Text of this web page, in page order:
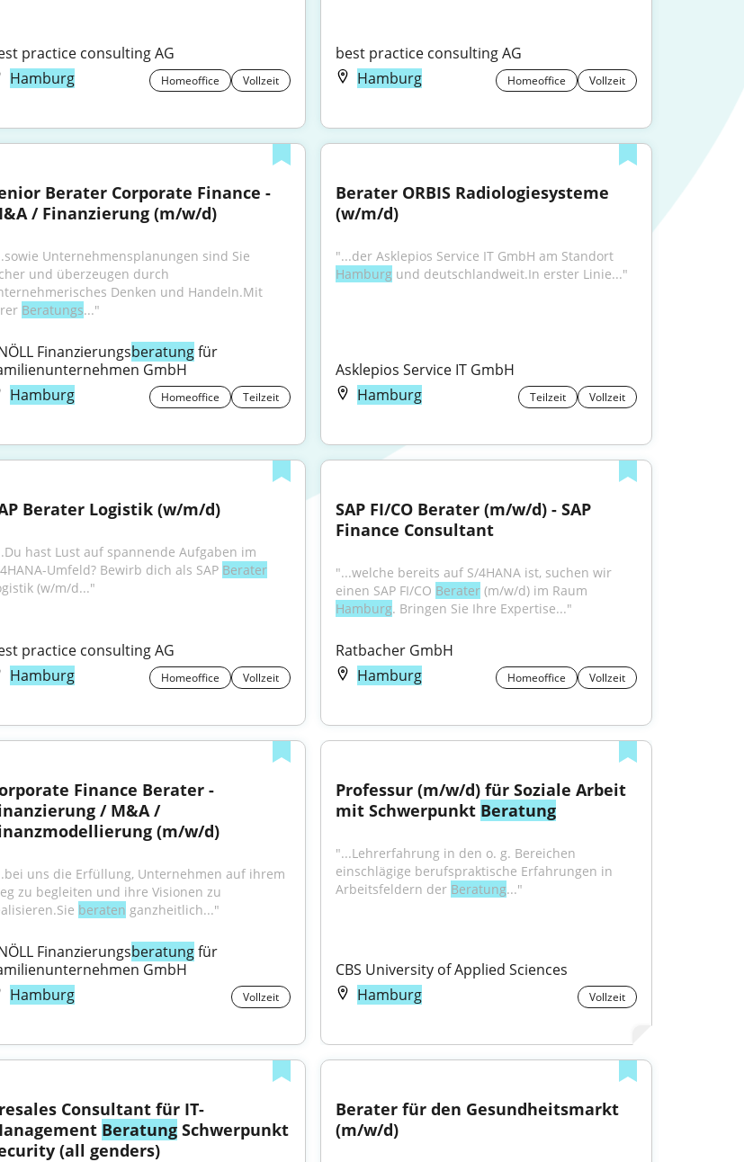
practice consulting AG
Hamburg
Homeoffice Vollzeit
best practice consulting AG
Hamburg
Homeoffice Vollzeit
Berater Corporate Finance -
/ Finanzierung (m/w/d)
Unternehmensplanungen sind Sie
und überzeugen durch
Denken und Handeln.Mit
Beratungs..."
Finanzierungsberatung für
GmbH
Hamburg
Homeoffice Teilzeit
Berater ORBIS Radiologiesysteme
(w/m/d)
"...der Asklepios Service IT GmbH am Standort
Hamburg und deutschlandweit.In erster Linie..."
Asklepios Service IT GmbH
Hamburg
Teilzeit Vollzeit
Berater Logistik (w/m/d)
hast Lust auf spannende Aufgaben im
Umfeld? Bewirb dich als SAP Berater
(w/m/d..."
practice consulting AG
Hamburg
Homeoffice Vollzeit
SAP FI/CO Berater (m/w/d) - SAP
Finance Consultant
"...welche bereits auf S/4HANA ist, suchen wir
einen SAP FI/CO Berater
Hamburg. Bringen Sie Ihre Expertise..."
Ratbacher GmbH
Hamburg
Homeoffice Vollzeit
Finance Berater -
/ M&A /
(m/w/d)
uns die Erfüllung, Unternehmen auf ihrem
zu begleiten und ihre Visionen zu
beraten ganzheitlich..."
Finanzierungsberatung für
GmbH
Hamburg
Vollzeit
Professur (m/w/d) für Soziale Arbeit
mit Schwerpunkt Beratung
"...Lehrerfahrung in den o. g. Bereichen
einschlägige berufspraktische Erfahrungen in
Arbeitsfeldern der Beratung..."
CBS University of Applied Sciences
Hamburg
Vollzeit
Consultant für IT-
Beratung Schwerpunkt
(all genders)
Berater für den Gesundheitsmarkt
(m/w/d)